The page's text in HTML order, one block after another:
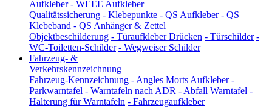
Aufkleber - WEEE Aufkleber
Qualitätssicherung - Klebepunkte - QS Aufkleber - QS
Klebeband - QS Anhänger & Zettel
Objektbeschilderung - Türaufkleber Drücken - Türschilder -
WC-Toiletten-Schilder - Wegweiser Schilder
Fahrzeug- &
Verkehrskennzeichnung
Fahrzeug-Kennzeichnung - Angles Morts Aufkleber -
Parkwarntafel - Warntafeln nach ADR - Abfall Warntafel -
Halterung für Warntafeln - Fahrzeugaufkleber